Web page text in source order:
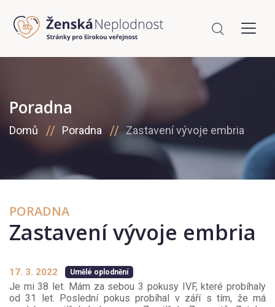
Poradna
Domů Poradna Zastavení vývoje embria
PORADNA
Zastavení vývoje embria
17. 3. 2022 Umělé oplodnění
Je mi 38 let. Mám za sebou 3 pokusy IVF, které probíhaly
od 31 let. Poslední pokus probíhal v září s tím, že má